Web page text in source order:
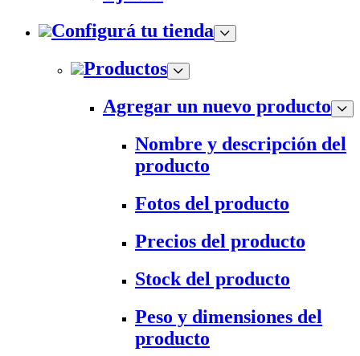
Configurá tu tienda
Productos
Agregar un nuevo producto
Nombre y descripción del
producto
Fotos del producto
Precios del producto
Stock del producto
Peso y dimensiones del
producto